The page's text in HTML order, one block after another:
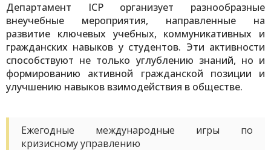
Департамент ICP организует разнообразные
внеучебные мероприятия, направленные на
развитие ключевых учебных, коммуникативных и
гражданских навыков у студентов. Эти активности
способствуют не только углублению знаний, но и
формированию активной гражданской позиции и
улучшению навыков взимодействия в обществе.
Ежегодные международные игры по
кризисному управлению